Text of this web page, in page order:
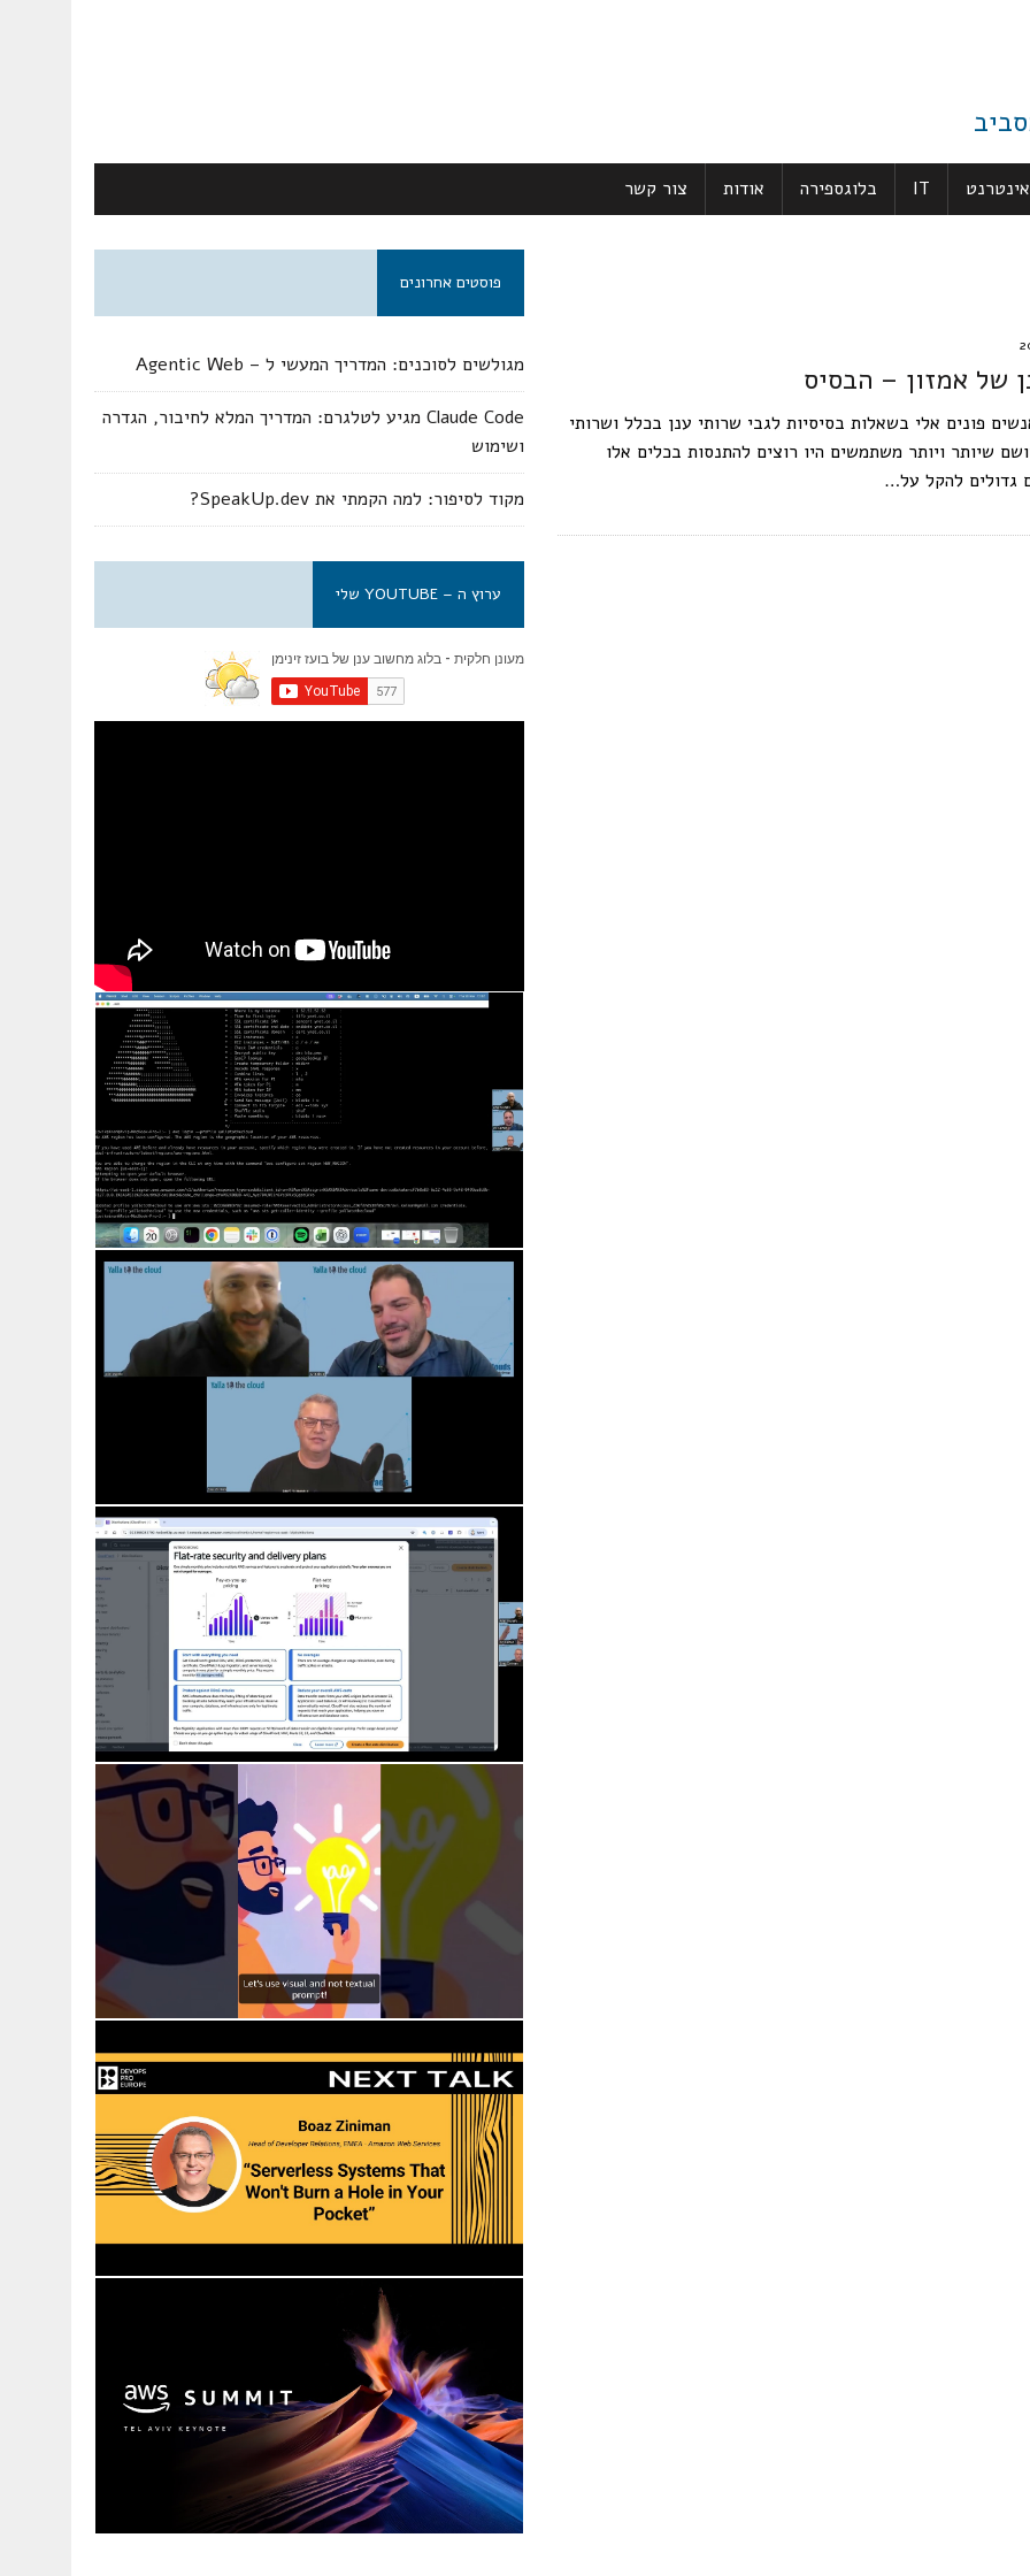
אינטרנט IT בלוגספירה אודות צור קשר
של אמזון – הבסיס
פונים אלי בשאלות בסיסיות לגבי שרותי ענן בכלל ושרותי
שיותר ויותר משתמשים היו רוצים להתנסות בכלים אלו
גדולים להקל על…
פוסטים אחרונים
מגולשים לסוכנים: המדריך המעשי ל – Agentic Web
Claude Code מגיע לטלגרם: המדריך המלא לחיבור, הגדרה
ושימוש
מקוד לסיפור: למה הקמתי את SpeakUp.dev?
ערוץ ה – YOUTUBE שלי